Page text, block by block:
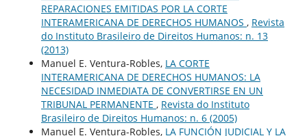
REPARACIONES EMITIDAS POR LA CORTE
INTERAMERICANA DE DERECHOS HUMANOS , Revista
do Instituto Brasileiro de Direitos Humanos: n. 13
(2013)
Manuel E. Ventura-Robles, LA CORTE
INTERAMERICANA DE DERECHOS HUMANOS: LA
NECESIDAD INMEDIATA DE CONVERTIRSE EN UN
TRIBUNAL PERMANENTE , Revista do Instituto
Brasileiro de Direitos Humanos: n. 6 (2005)
Manuel E. Ventura-Robles, LA FUNCIÓN JUDICIAL Y LA